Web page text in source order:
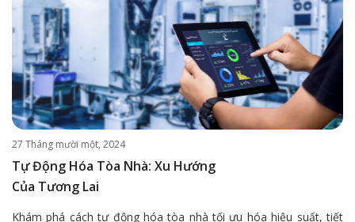
27 Tháng mười một, 2024
Tự Động Hóa Tòa Nhà: Xu Hướng
Của Tương Lai
Khám phá cách tự động hóa tòa nhà tối ưu hóa hiệu suất, tiết